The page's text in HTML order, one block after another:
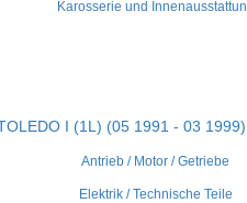
Karosserie und
I (1L) (05 1991 - 03 1999)
Antrieb / Motor / Getriebe
Elektrik / Technische Teile